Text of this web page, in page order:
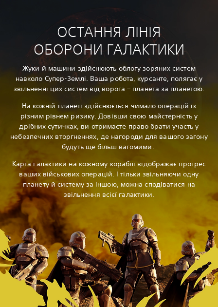
ОСТАННЯ ЛІНІЯ
ОБОРОНИ ГАЛАКТИКИ
Жуки й машини здійснюють облогу зоряних систем
навколо Супер-Землі. Ваша робота, курсанте, полягає у
звільненні цих систем від ворога – планета за планетою.
На кожній планеті здійснюється чимало операцій із
різним рівнем ризику. Довівши свою майстерність у
дрібних сутичках, ви отримаєте право брати участь у
небезпечних вторгненнях, де нагороди для вашого загону
будуть ще більш вагомими.
Карта галактики на кожному кораблі відображає прогрес
ваших військових операцій. І тільки звільняючи одну
планету й систему за іншою, можна сподіватися на
звільнення всієї галактики.